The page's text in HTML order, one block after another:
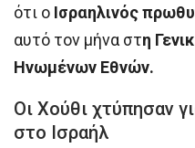
ότι ο Ισραηλινός
αυτό τον μήνα στη
Ηνωμένων Εθνών.
Οι Χούθι χτύπησαν
στο Ισραήλ